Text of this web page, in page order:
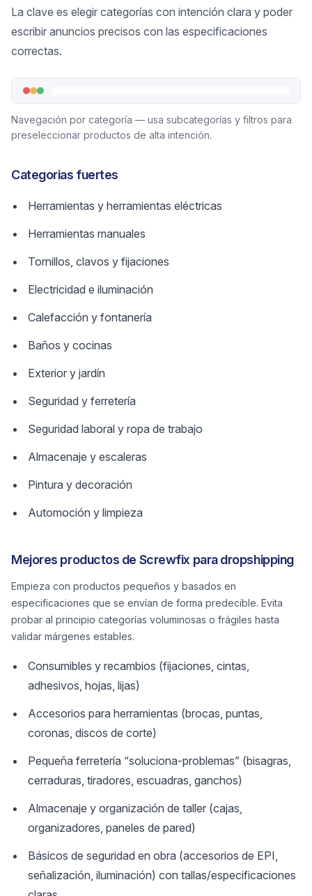
La clave es elegir categorías con intención clara y poder
escribir anuncios precisos con las especificaciones
correctas.
Navegación por categoría — usa subcategorías y filtros para
preseleccionar productos de alta intención.
Categorias fuertes
Herramientas y herramientas eléctricas
Herramientas manuales
Tornillos, clavos y fijaciones
Electricidad e iluminación
Calefacción y fontanería
Baños y cocinas
Exterior y jardín
Seguridad y ferretería
Seguridad laboral y ropa de trabajo
Almacenaje y escaleras
Pintura y decoración
Automoción y limpieza
Mejores productos de Screwfix para dropshipping
Empieza con productos pequeños y basados en
especificaciones que se envían de forma predecible. Evita
probar al principio categorías voluminosas o frágiles hasta
validar márgenes estables.
Consumibles y recambios (fijaciones, cintas,
adhesivos, hojas, lijas)
Accesorios para herramientas (brocas, puntas,
coronas, discos de corte)
Pequeña ferretería “soluciona-problemas” (bisagras,
cerraduras, tiradores, escuadras, ganchos)
Almacenaje y organización de taller (cajas,
organizadores, paneles de pared)
Básicos de seguridad en obra (accesorios de EPI,
señalización, iluminación) con tallas/especificaciones